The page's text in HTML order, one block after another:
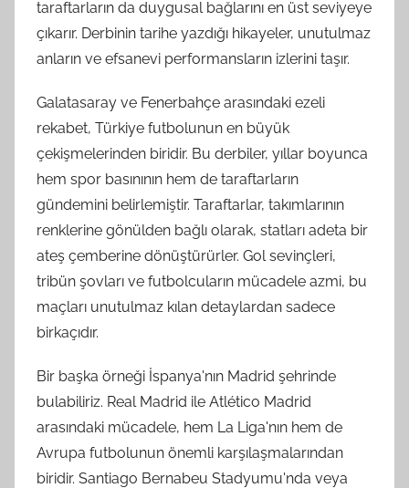
taraftarların da duygusal bağlarını en üst seviyeye
çıkarır. Derbinin tarihe yazdığı hikayeler, unutulmaz
anların ve efsanevi performansların izlerini taşır.
Galatasaray ve Fenerbahçe arasındaki ezeli
rekabet, Türkiye futbolunun en büyük
çekişmelerinden biridir. Bu derbiler, yıllar boyunca
hem spor basınının hem de taraftarların
gündemini belirlemiştir. Taraftarlar, takımlarının
renklerine gönülden bağlı olarak, statları adeta bir
ateş çemberine dönüştürürler. Gol sevinçleri,
tribün şovları ve futbolcuların mücadele azmi, bu
maçları unutulmaz kılan detaylardan sadece
birkaçıdır.
Bir başka örneği İspanya'nın Madrid şehrinde
bulabiliriz. Real Madrid ile Atlético Madrid
arasındaki mücadele, hem La Liga'nın hem de
Avrupa futbolunun önemli karşılaşmalarından
biridir. Santiago Bernabeu Stadyumu'nda veya